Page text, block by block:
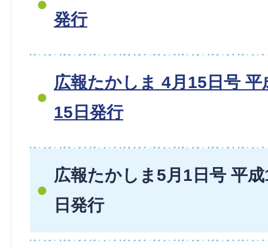
発行
広報たかしま 4月15日号
15日発行
広報たかしま5月1日号 平
日発行